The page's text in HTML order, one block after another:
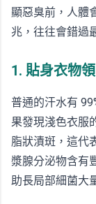
顯惡臭前，人體
兆，往往會錯過
1. 貼身衣物
普通的汗水有
果發現淺色衣服
脂狀漬斑，這代
漿腺分泌物含有
助長局部細菌大